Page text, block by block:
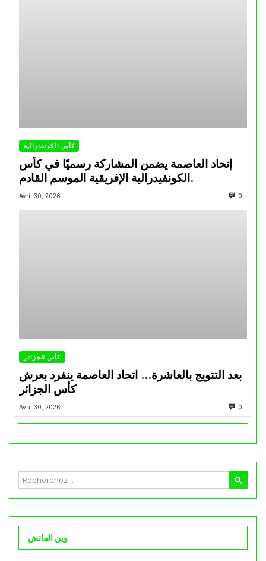
كأس الكونفدرالية
إتحاد العاصمة يضمن المشاركة رسميًا في كأس
الكونفيدرالية الإفريقية الموسم القادم.
Avril 30, 2026 0
كأس الجزائر
بعد التتويج بالعاشرة… اتحاد العاصمة ينفرد بعرش
كأس الجزائر
Avril 30, 2026 0
وين الماتش